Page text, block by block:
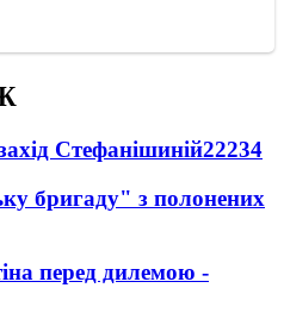
Стефанішиній22234
бригаду" з полонених
перед дилемою -